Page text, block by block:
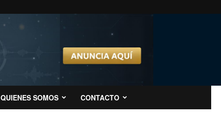
QUIENES SOMOS CONTACTO